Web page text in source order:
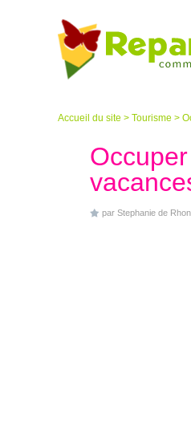
Accueil du site > Tourisme >
par Stephanie de